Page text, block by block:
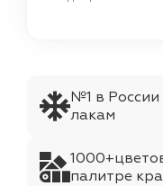
№1 в России
лакам
палитре